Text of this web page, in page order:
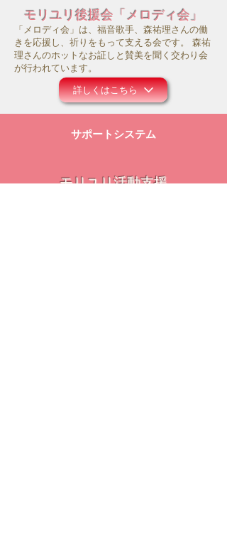
モリユリ後援会「メロディ会」
「メロディ会」は、福音歌手、森祐理さんの働
きを応援し、祈りをもって支える会です。 森祐
理さんのホットなお証しと賛美を聞く交わり会
が行われています。
詳しくはこちら
サポートシステム
モリユリ活動支援